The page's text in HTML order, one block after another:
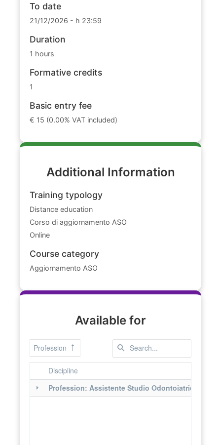
To date
21/12/2026 - h 23:59
Duration
1 hours
Formative credits
1
Basic entry fee
€ 15 (0.00% VAT included)
Additional Information
Training typology
Distance education
Corso di aggiornamento ASO
Online
Course category
Aggiornamento ASO
Available for
Profession
Discipline
Profession: Assistente Studio Odontoiatrico ASO